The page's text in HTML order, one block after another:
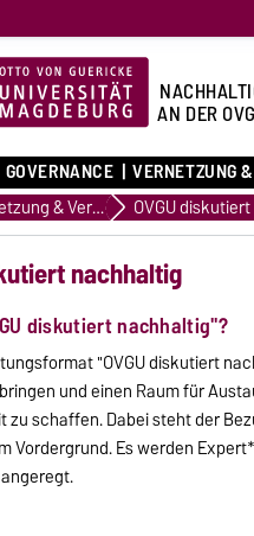
AN DER
GOVERNANCE VERNETZUNG
Vernetzung & Veranstaltungen OVGU
nachhaltig
diskutiert nachhaltig"?
"OVGU diskutiert
und einen Raum für
zu schaffen. Dabei steht der
Vordergrund. Es werden